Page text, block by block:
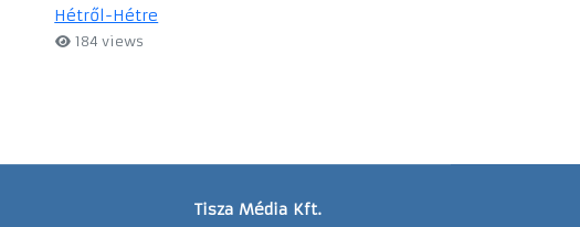
Hétről-Hétre
184 views
Tisza Média Kft.